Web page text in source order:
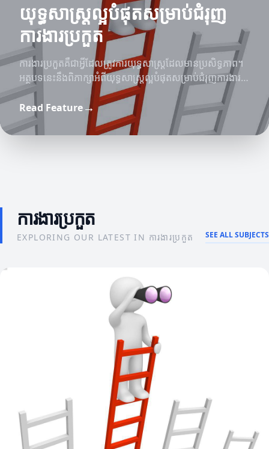
យុទ្ធសាស្ត្រល្អបំផុតសម្រាប់ជំរុញ
ការងារប្រកួត
ការងារប្រកួតគឺជាអ្វីដែលត្រូវការយុទ្ធសាស្ត្រដែលមានប្រសិទ្ធភាព។
អត្ថបទនេះនឹងពិភាក្សាអំពីយុទ្ធសាស្ត្រល្អបំផុតសម្រាប់ជំរុញការងារ
ប្រកួតរបស់អ្នក។
Read Feature→
វិធីរកលុយ
វិធីនឹងបង្កើនចំណូលរបស់អ្នកដោយការច្នៃប្រឌិត
គម្រោងអាជីវកម្ម
គម្រោងអាជីវកម្មនិងការច្នៃប្រឌិតក្នុងសេដ្ឋកិច្ចសម័យថ្មី
ការងារប្រកួត
EXPLORING OUR LATEST IN ការងារប្រកួត SEE ALL SUBJECTS